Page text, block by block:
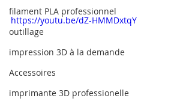
filament PLA professionnel
outillage
impression 3D à la demande
Accessoires
imprimante 3D professionelle
https://youtu.be/dZ-HMMDxtqY